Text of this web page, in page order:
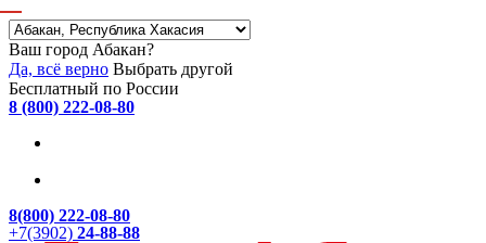
Ваш город Абакан?
Да, всё верно Выбрать другой
Бесплатный по России
8 (800) 222-08-80
8(800) 222-08-80
+7(3902) 24-88-88